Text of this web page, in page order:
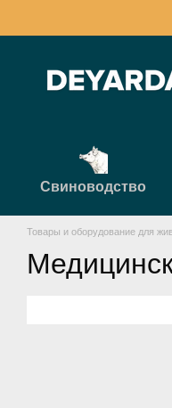
Свиноводство
Товары и оборудование для